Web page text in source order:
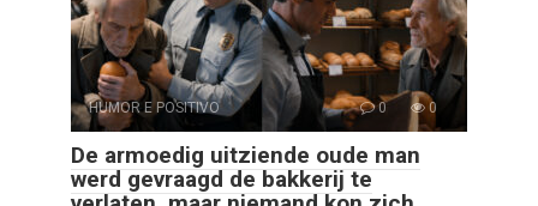
HUMOR E POSITIVO 0 0
De armoedig uitziende oude man
werd gevraagd de bakkerij te